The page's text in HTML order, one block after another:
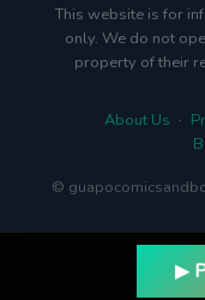
This website is for
only. We do not
property of their
About Us ·
©
▶